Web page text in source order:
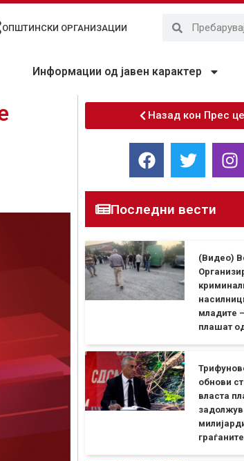
ОПШТИНСКИ ОРГАНИЗАЦИИ
Информации од јавен карактер
Назад кон Прес
Последни вести
(Видео)
младите
плашат
обнови
власта
граѓаните